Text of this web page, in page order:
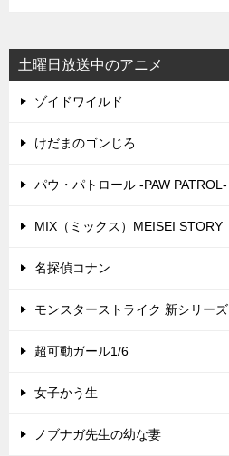
土曜日放送中のアニメ
ゾイドワイルド
けだまのゴンじろ
パウ・パトロール -PAW PATROL-
MIX（ミックス）MEISEI STORY
名探偵コナン
モンスターストライク 新シリーズ
超可動ガール1/6
女子かう生
ノブナガ先生の幼な妻